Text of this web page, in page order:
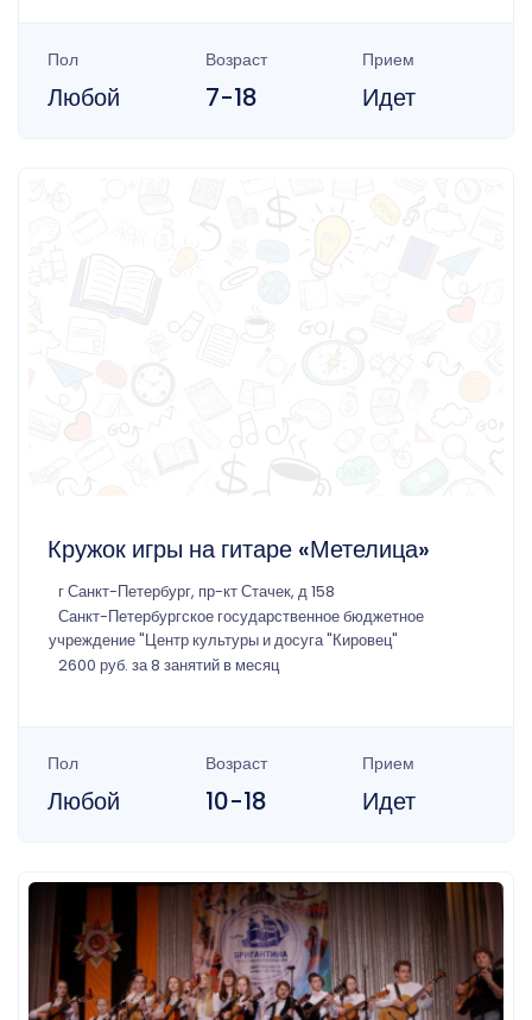
Пол
Любой
Возраст
7-18
Прием
Идет
Кружок игры на гитаре «Метелица»
г Санкт-Петербург, пр-кт Стачек, д 158
Санкт-Петербургское государственное бюджетное
учреждение "Центр культуры и досуга "Кировец"
2600 руб. за 8 занятий в месяц
Пол
Любой
Возраст
10-18
Прием
Идет